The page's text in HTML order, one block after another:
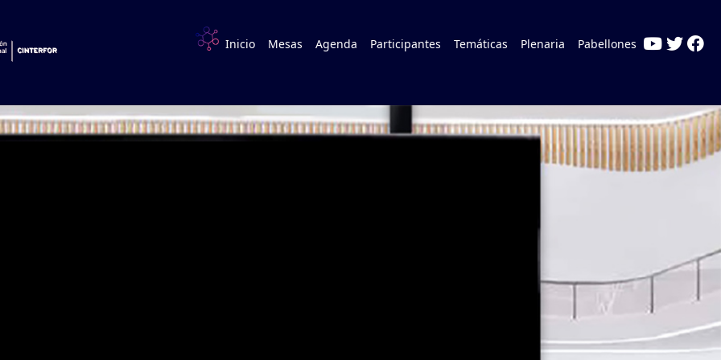
Inicio(current)
Mesas Agenda Participantes Temáticas Plenaria Pabellones